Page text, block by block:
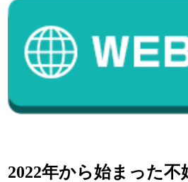
2022年から始まった不